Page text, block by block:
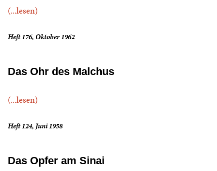
(...lesen)
Heft 176, Oktober 1962
Das Ohr des Malchus
(...lesen)
Heft 124, Juni 1958
Das Opfer am Sinai